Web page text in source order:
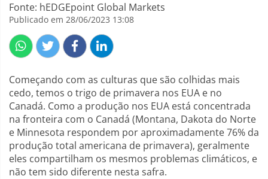
Fonte: hEDGEpoint Global Markets
Publicado em 28/06/2023 13:08
Começando com as culturas que são colhidas mais
cedo, temos o trigo de primavera nos EUA e no
Canadá. Como a produção nos EUA está concentrada
na fronteira com o Canadá (Montana, Dakota do Norte
e Minnesota respondem por aproximadamente 76% da
produção total americana de primavera), geralmente
eles compartilham os mesmos problemas climáticos, e
não tem sido diferente nesta safra.